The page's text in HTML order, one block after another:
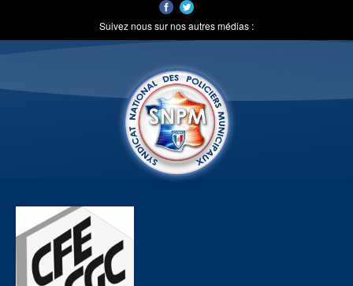
Suivez nous sur nos autres médias :